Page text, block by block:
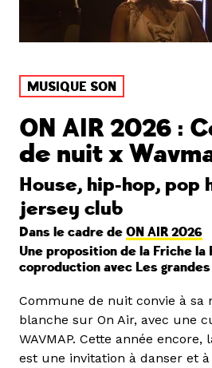
MUSIQUE SON
ON AIR 2026 :
de nuit x
House, hip-hop, pop
jersey club
Dans le cadre de ON AIR 2026
Une proposition de la Friche la
coproduction avec Les
Commune de nuit convie à sa
blanche sur On Air, avec une
WAVMAP. Cette année
est une invitation à danser et